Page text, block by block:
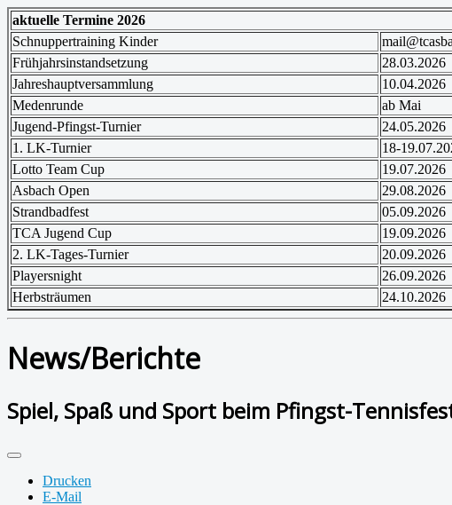
aktuelle Termine 2026
Schnuppertraining Kinder
Frühjahrsinstandsetzung
28.03.2026
Jahreshauptversammlung
10.04.2026
Medenrunde
ab Mai
Jugend-Pfingst-Turnier
24.05.2026
1. LK-Turnier
18-
Lotto Team Cup
19.07.2026
Asbach Open
29.08.2026
Strandbadfest
05.09.2026
TCA Jugend Cup
19.09.2026
2. LK-Tages-Turnier
20.09.2026
Playersnight
26.09.2026
Herbsträumen
24.10.2026
News/Berichte
Spiel, Spaß und Sport beim Pfingst-
Drucken
E-Mail